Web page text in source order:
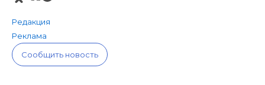
Редакция
Реклама
Сообщить новость